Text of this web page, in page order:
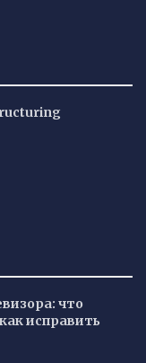
что
исправить